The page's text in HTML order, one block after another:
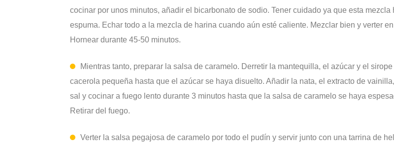
cocinar por unos minutos, añadir el bicarbonato de sodio. Tener cuidado ya que esta mezcla
espuma. Echar todo a la mezcla de harina cuando aún esté caliente. Mezclar bien y verter
Hornear durante 45-50 minutos.
Mientras tanto, preparar la salsa de caramelo. Derretir la mantequilla, el azúcar y el sirope
cacerola pequeña hasta que el azúcar se haya disuelto. Añadir la nata, el extracto de
sal y cocinar a fuego lento durante 3 minutos hasta que la salsa de caramelo se haya
Retirar del fuego.
Verter la salsa pegajosa de caramelo por todo el pudín y servir junto con una tarrina de